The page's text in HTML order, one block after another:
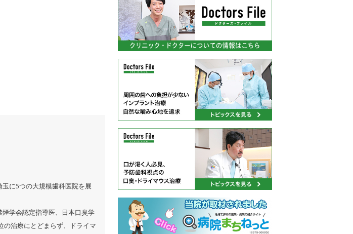
に5つの大規模歯科医院を展
学会認定指導医、日本口臭学
の治療にとどまらず、ドライマ